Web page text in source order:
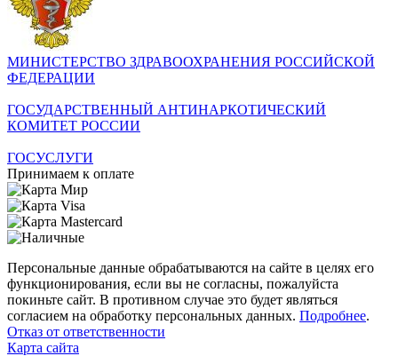
МИНИСТЕРСТВО ЗДРАВООХРАНЕНИЯ РОССИЙСКОЙ
ФЕДЕРАЦИИ
ГОСУДАРСТВЕННЫЙ АНТИНАРКОТИЧЕСКИЙ
КОМИТЕТ РОССИИ
ГОСУСЛУГИ
Принимаем к оплате
Персональные данные обрабатываются на сайте в целях его
функционирования, если вы не согласны, пожалуйста
покиньте сайт. В противном случае это будет являться
согласием на обработку персональных данных. Подробнее.
Отказ от ответственности
Карта сайта